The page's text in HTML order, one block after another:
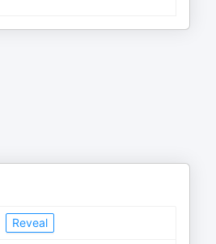
Reveal